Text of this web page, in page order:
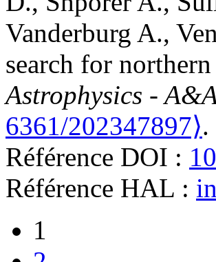
Vanderburg A.,
search for
Astrophysics -
6361/202347897⟩.
Référence DOI :
Référence HAL :
1